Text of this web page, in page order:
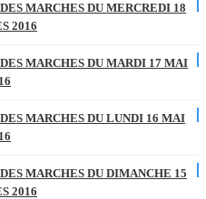
MARCHES DU MERCREDI 18
2016
MARCHES DU MARDI 17 MAI
MARCHES DU LUNDI 16 MAI
MARCHES DU DIMANCHE 15
2016